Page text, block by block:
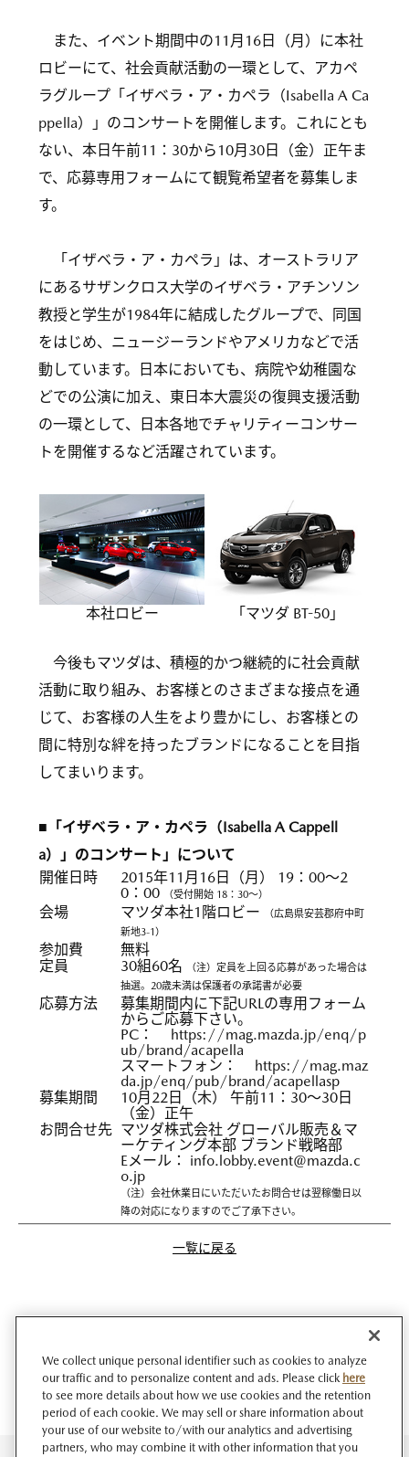
また、イベント期間中の11月16日（月）に本社
ロビーにて、社会貢献活動の一環として、アカペ
ラグループ「イザベラ・ア・カペラ（Isabella A Ca
ppella）」のコンサートを開催します。これにとも
ない、本日午前11：30から10月30日（金）正午ま
で、応募専用フォームにて観覧希望者を募集しま
す。
「イザベラ・ア・カペラ」は、オーストラリア
にあるサザンクロス大学のイザベラ・アチンソン
教授と学生が1984年に結成したグループで、同国
をはじめ、ニュージーランドやアメリカなどで活
動しています。日本においても、病院や幼稚園な
どでの公演に加え、東日本大震災の復興支援活動
の一環として、日本各地でチャリティーコンサー
トを開催するなど活躍されています。
本社ロビー 「マツダ BT-50」
今後もマツダは、積極的かつ継続的に社会貢献
活動に取り組み、お客様とのさまざまな接点を通
じて、お客様の人生をより豊かにし、お客様との
間に特別な絆を持ったブランドになることを目指
してまいります。
■「イザベラ・ア・カペラ（Isabella A Cappell
a）」のコンサート」について
開催日時
2015年11月16日（月） 19：00～2
0：00
（受付開始 18：30～）
会場 マツダ本社1階ロビー
（広島県安芸郡府中町
新地3-1）
参加費
無料
定員
30組60名
（注）定員を上回る応募があった場合は
抽選。20歳未満は保護者の承諾書が必要
応募方法
募集期間内に下記URLの専用フォーム
からご応募下さい。
PC：
https://mag.mazda.jp/enq/p
ub/brand/acapella
スマートフォン：
https://mag.maz
da.jp/enq/pub/brand/acapellasp
募集期間
10月22日（木） 午前11：30～30日
（金）正午
お問合せ先 マツダ株式会社 グローバル販売＆マ
ーケティング本部 ブランド戦略部
Eメール： info.lobby.event@mazda.c
o.jp
（注）会社休業日にいただいたお問合せは翌稼働日以
降の対応になりますのでご了承下さい。
一覧に戻る
We collect unique personal identifier such as cookies to analyze
our traffic and to personalize content and ads. Please click here
to see more details about how we use cookies and the retention
period of each cookie. We may sell or share information about
your use of our website to/with our analytics and advertising
partners, who may combine it with other information that you